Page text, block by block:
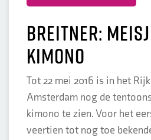
Breitner:
kimono
Tot 22 mei 2016 is in het
Amsterdam nog de
kimono te zien. Voor het
veertien tot nog toe